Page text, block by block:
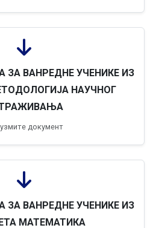
ВАНРЕДНЕ УЧЕНИКЕ ИЗ
НАУЧНОГ
документ
ВАНРЕДНЕ УЧЕНИКЕ ИЗ
МАТЕМАТИКА